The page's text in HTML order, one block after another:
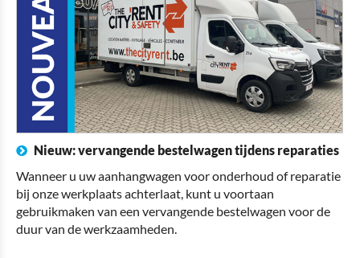
Nieuw: vervangende bestelwagen tijdens reparaties
Wanneer u uw aanhangwagen voor onderhoud of reparatie
bij onze werkplaats achterlaat, kunt u voortaan
gebruikmaken van een vervangende bestelwagen voor de
duur van de werkzaamheden.